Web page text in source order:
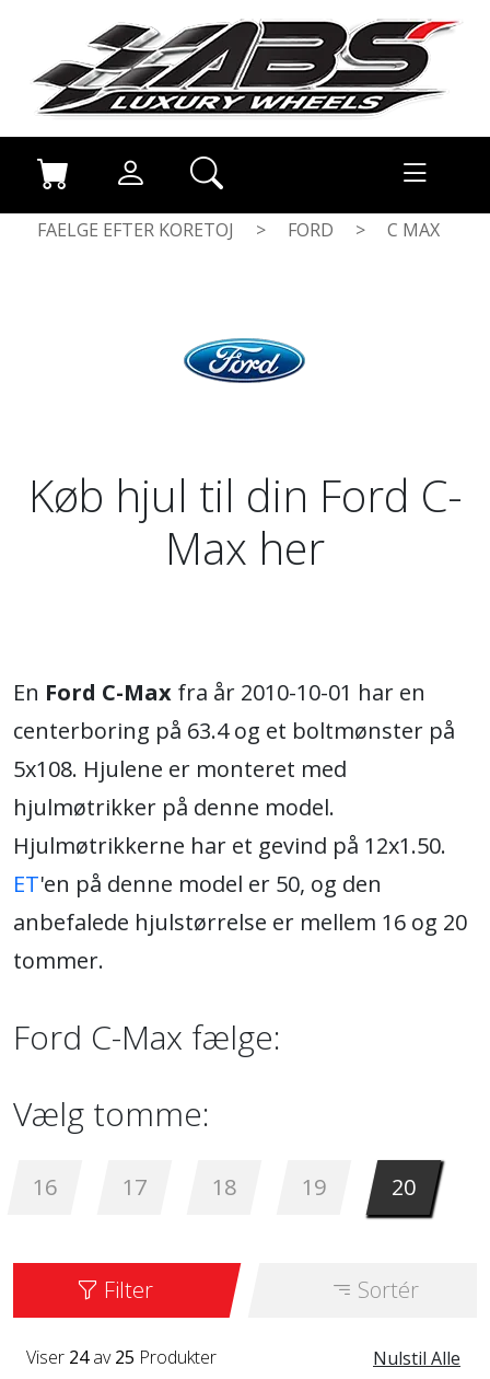
FAELGE EFTER KORETOJ > FORD > C MAX
Køb hjul til din Ford C-
Max her
En Ford C-Max fra år 2010-10-01 har en
centerboring på 63.4 og et boltmønster på
5x108. Hjulene er monteret med
hjulmøtrikker på denne model.
Hjulmøtrikkerne har et gevind på 12x1.50.
ET'en på denne model er 50, og den
anbefalede hjulstørrelse er mellem 16 og 20
tommer.
Ford C-Max fælge:
Vælg tomme:
16 17 18 19 20
Filter Sortér
Nulstil Alle
Viser 24av25 Produkter